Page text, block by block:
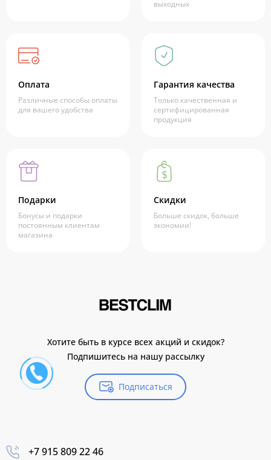
выходных
Оплата
Различные способы оплаты
для вашего удобства
Гарантия качества
Только качественная и
сертифицированная
продукция
Подарки
Бонусы и подарки
постоянным клиентам
магазина
Скидки
Больше скидок, больше
экономии!
Хотите быть в курсе всех акций и скидок?
Подпишитесь на нашу рассылку
Подписаться
+7 915 809 22 46